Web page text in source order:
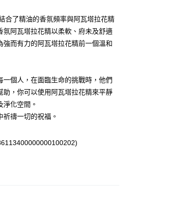
以上)免運費
合了精油的香氛頻率與阿瓦塔拉花精
氛阿瓦塔拉花精以柔軟、府未及舒適
強而有力的阿瓦塔拉花精前一個溫和
一個人，在面臨生命的挑戰時，他們
助，你可以使用阿瓦塔拉花精來平靜
化空間。
禱一切的祝福。